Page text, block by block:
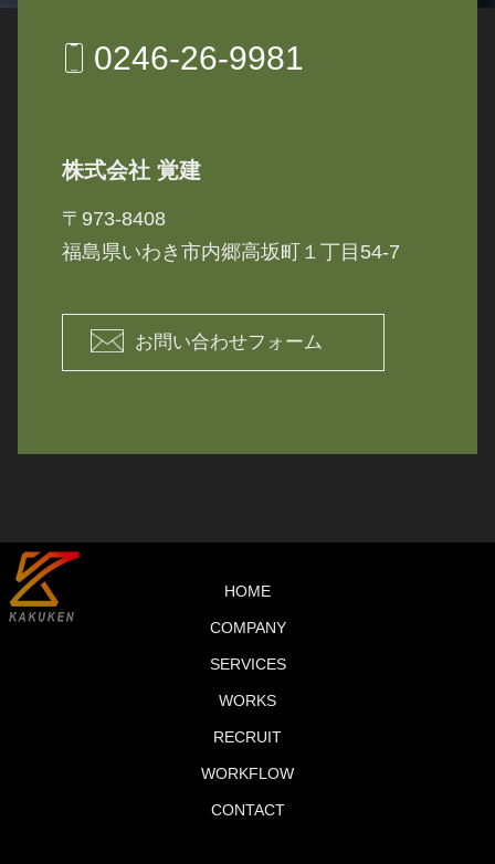
0246-26-9981
株式会社 覚建
〒973-8408
福島県いわき市内郷高坂町１丁目54-7
お問い合わせフォーム
HOME
COMPANY
SERVICES
WORKS
RECRUIT
WORKFLOW
CONTACT